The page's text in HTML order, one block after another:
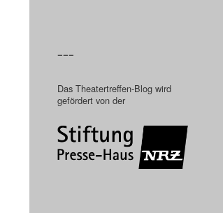
–––
Das Theatertreffen-Blog wird
gefördert von der